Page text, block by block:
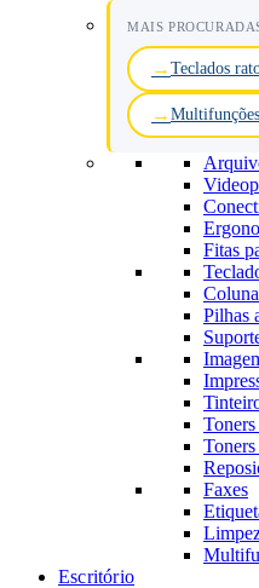
MAIS
Teclados
Multifunções
Fitas
Pilhas
Faxes
Escritório